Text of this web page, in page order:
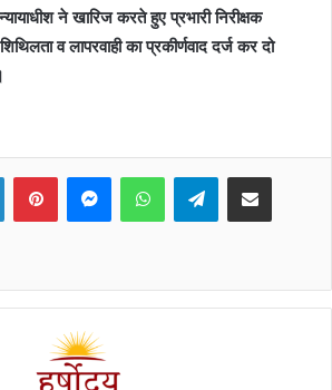
ने खारिज करते हुए प्रभारी निरीक्षक
व लापरवाही का प्रकीर्णवाद दर्ज कर दो
LinkedInPinterestMessengerWhatsAppTelegramShare via Email